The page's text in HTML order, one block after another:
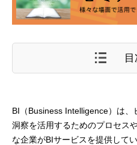
目
BI（Business Intelligence）は
洞察を活用するためのプロセス
な企業がBIサービスを提供して